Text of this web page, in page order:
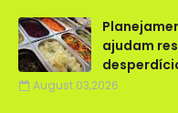
ajudam
August 03,2026